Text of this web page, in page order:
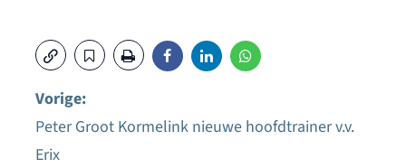
Bericht
Vorige:
Peter Groot Kormelink nieuwe hoofdtrainer v.v.
Erix